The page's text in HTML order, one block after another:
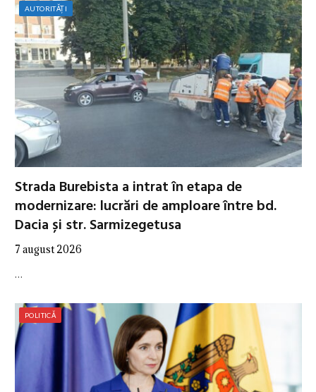
AUTORITĂȚI
Strada Burebista a intrat în etapa de
modernizare: lucrări de amploare între bd.
Dacia și str. Sarmizegetusa
7 august 2026
…
POLITICĂ